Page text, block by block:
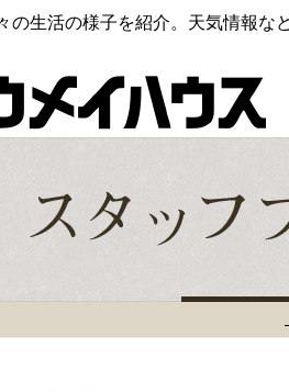
の生活の様子を紹介。天気情報な